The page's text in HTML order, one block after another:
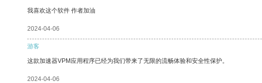
我喜欢这个软件 作者加油
2024-04-06
游客
这款加速器VPM应用程序已经为我们带来了无限的流畅体验和安全性保护。
2024-04-06